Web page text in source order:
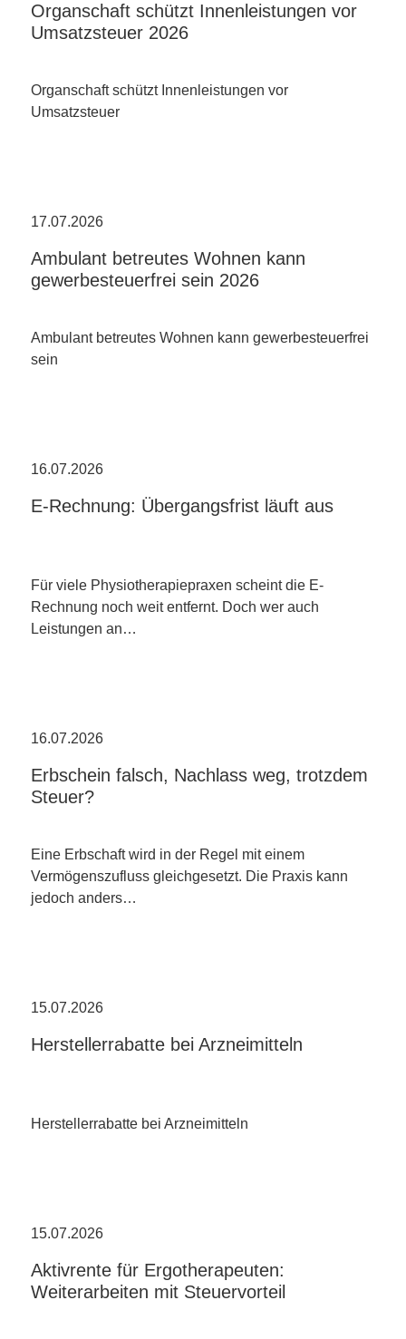
Organschaft schützt Innenleistungen vor
Umsatzsteuer 2026
Organschaft schützt Innenleistungen vor
Umsatzsteuer
17.07.2026
Ambulant betreutes Wohnen kann
gewerbesteuerfrei sein 2026
Ambulant betreutes Wohnen kann gewerbesteuerfrei
sein
16.07.2026
E-Rechnung: Übergangsfrist läuft aus
Für viele Physiotherapiepraxen scheint die E-
Rechnung noch weit entfernt. Doch wer auch
Leistungen an…
16.07.2026
Erbschein falsch, Nachlass weg, trotzdem
Steuer?
Eine Erbschaft wird in der Regel mit einem
Vermögenszufluss gleichgesetzt. Die Praxis kann
jedoch anders…
15.07.2026
Herstellerrabatte bei Arzneimitteln
Herstellerrabatte bei Arzneimitteln
15.07.2026
Aktivrente für Ergotherapeuten:
Weiterarbeiten mit Steuervorteil